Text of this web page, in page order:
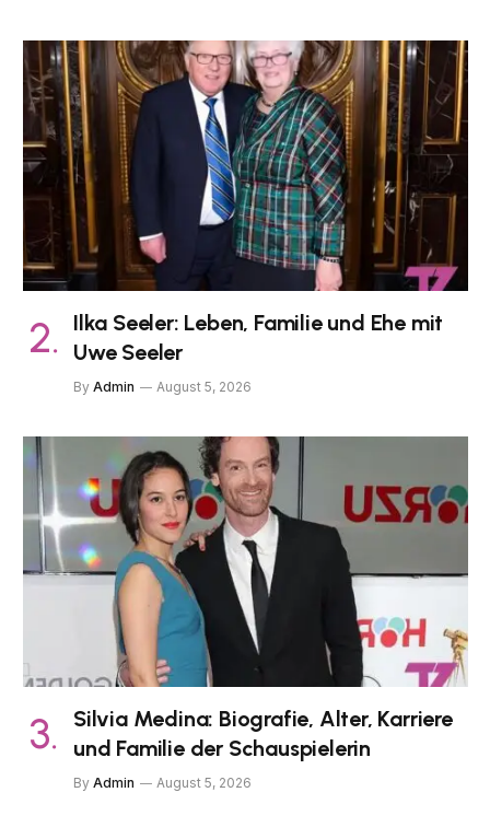
Ilka Seeler: Leben, Familie und Ehe mit
Uwe Seeler
By Admin August 5, 2026
Silvia Medina: Biografie, Alter, Karriere
und Familie der Schauspielerin
By Admin August 5, 2026